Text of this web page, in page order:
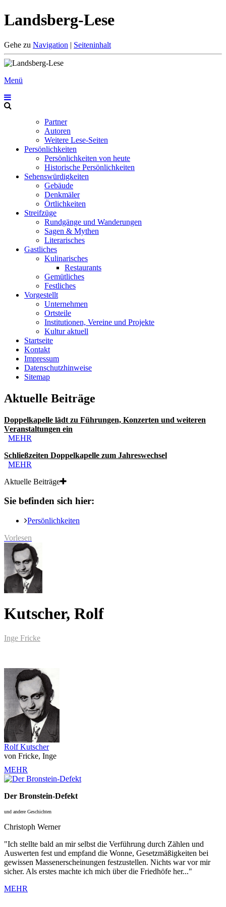
Landsberg-Lese
Gehe zu Navigation | Seiteninhalt
Menü
Partner
Autoren
Weitere Lese-Seiten
Persönlichkeiten
Persönlichkeiten von heute
Historische Persönlichkeiten
Sehenswürdigkeiten
Gebäude
Denkmäler
Örtlichkeiten
Streifzüge
Rundgänge und Wanderungen
Sagen & Mythen
Literarisches
Gastliches
Kulinarisches
Restaurants
Gemütliches
Festliches
Vorgestellt
Unternehmen
Ortsteile
Institutionen, Vereine und Projekte
Kultur aktuell
Startseite
Kontakt
Impressum
Datenschutzhinweise
Sitemap
Aktuelle Beiträge
Doppelkapelle lädt zu Führungen, Konzerten und weiteren
Veranstaltungen ein
MEHR
Schließzeiten Doppelkapelle zum Jahreswechsel
MEHR
Aktuelle Beiträge
Sie befinden sich hier:
Persönlichkeiten
Vorlesen
Kutscher, Rolf
Inge Fricke
Rolf Kutscher
von Fricke, Inge
MEHR
Der Bronstein-Defekt
und andere Geschichten
Christoph Werner
"Ich stellte bald an mir selbst die Verführung durch Zählen und
Auswerten fest und empfand die Wonne, Gesetzmäßigkeiten bei
gewissen Massenerscheinungen festzustellen. Nichts war vor mir
sicher. Als erstes machte ich mich über die Friedhöfe her..."
MEHR